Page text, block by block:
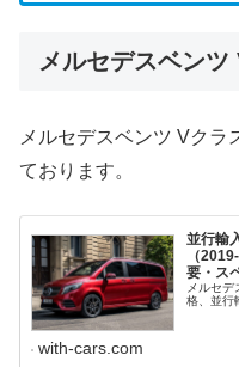
メルセデスベン
メルセデスベンツ Vクラ
ております。
並行輸
（
要・ス
メルセ
格、並行
with-cars.com